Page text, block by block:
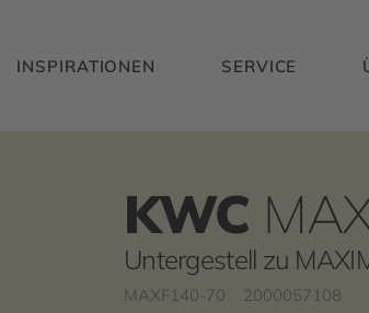
INSPIRATIONEN SERVICE
KWC
Untergestell zu
MAXF140-70 2000057108